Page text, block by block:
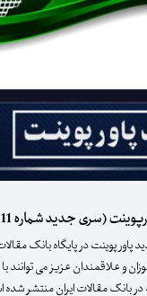
(سری جدید شماره 11 )
پاور پوینت در پایگاه بانک
و علاقمندان عزیز می توانند با
در بانک مقالات ایران منتشر شده